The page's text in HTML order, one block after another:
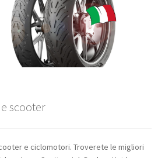
scooter
e ciclomotori. Troverete le migliori